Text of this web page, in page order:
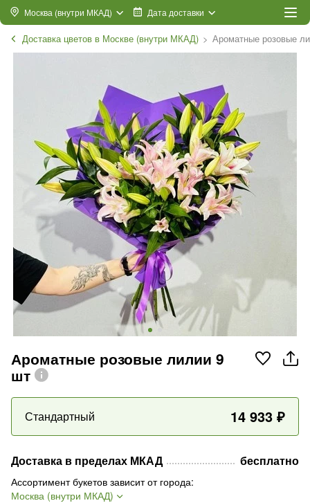
Москва (внутри МКАД) Дата доставки
Доставка цветов в Москве (внутри МКАД) Ароматные розовые
Ароматные розовые лилии 9
шт
Стандартный 14 933 ₽
Доставка в пределах МКАД бесплатно
Ассортимент букетов зависит от города:
Москва (внутри МКАД)